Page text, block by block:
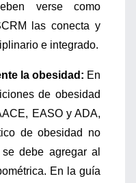
verse como
las conecta y
e integrado.
la obesidad: En
de obesidad
EASO y ADA,
de obesidad no
debe agregar al
En la guía